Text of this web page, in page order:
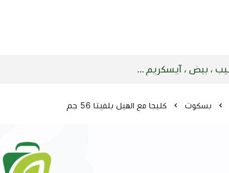
بسكوت كليجا مع الهيل بلفيتا 56 جم